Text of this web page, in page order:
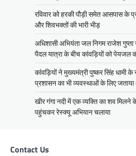
रविवार को हरकी पौड़ी समेत आसपास के
और शिवभक्तों की भारी भीड़
अधिशासी अभियंता जल निगम राजेश गुप्ता
पैदल यात्रा के बीच कांवड़ियों को पेयजल
कांवड़ियों ने मुख्यमंत्री पुष्कर सिंह धामी
प्रशासन का भी व्यवस्थाओं के लिए
खीर गंगा नदी में एक व्यक्ति का शव मिलने
पहुंचकर रेस्क्यू अभियान चलाया
Contact Us